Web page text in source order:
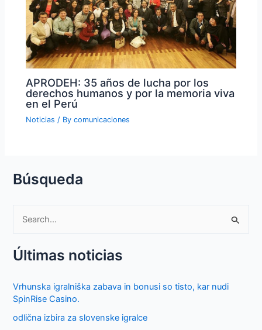
APRODEH: 35 años de lucha por los
derechos humanos y por la memoria viva
en el Perú
Noticias / Bycomunicaciones
Búsqueda
a
c
f
Últimas noticias
Vrhunska igralniška zabava in bonusi so tisto, kar nudi
SpinRise Casino.
odlična izbira za slovenske igralce